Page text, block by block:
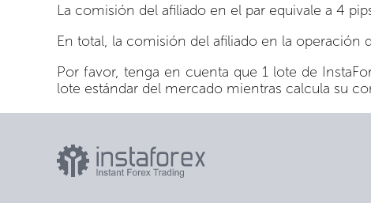
La comisión del afiliado en el par equivale a 4
En total, la comisión del afiliado en la operación
Por favor, tenga en cuenta que 1 lote de
lote estándar del mercado mientras calcula su